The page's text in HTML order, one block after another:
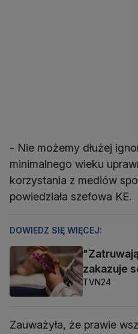
- Nie możemy dłużej
minimalnego wieku
korzystania z mediów
powiedziała szefowa KE.
DOWIEDZ SIĘ WIĘCEJ:
zakazuje
TVN24
Zauważyła, że prawie